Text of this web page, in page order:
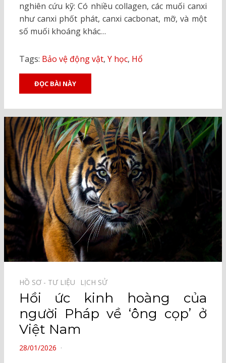
nghiên cứu kỹ: Có nhiều collagen, các muối canxi
như canxi phốt phát, canxi cacbonat, mỡ, và một
số muối khoáng khác…
Tags: Bảo vệ động vật, Y học, Hổ
ĐỌC BÀI NÀY
HỒ SƠ - TƯ LIỆU⠀ LỊCH SỬ⠀
Hồi ức kinh hoàng của
người Pháp về ‘ông cọp’ ở
Việt Nam
POSTED
28/01/2026